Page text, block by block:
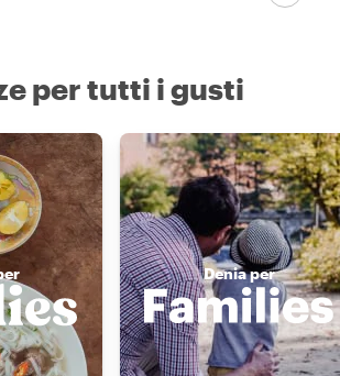
per tutti i gusti
Denia per